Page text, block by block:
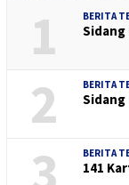
1 BERITA
Sidang
2 BERITA
BERITA
141